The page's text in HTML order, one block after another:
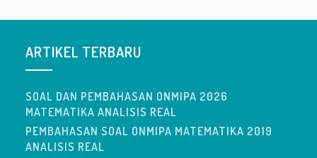
ARTIKEL TERBARU
SOAL DAN PEMBAHASAN ONMIPA 2026
MATEMATIKA ANALISIS REAL
PEMBAHASAN SOAL ONMIPA MATEMATIKA 2019
ANALISIS REAL